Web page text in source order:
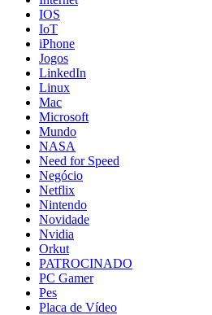
IOS
IoT
iPhone
Jogos
LinkedIn
Linux
Mac
Microsoft
Mundo
NASA
Need for Speed
Negócio
Netflix
Nintendo
Novidade
Nvidia
Orkut
PATROCINADO
PC Gamer
Pes
Placa de Vídeo